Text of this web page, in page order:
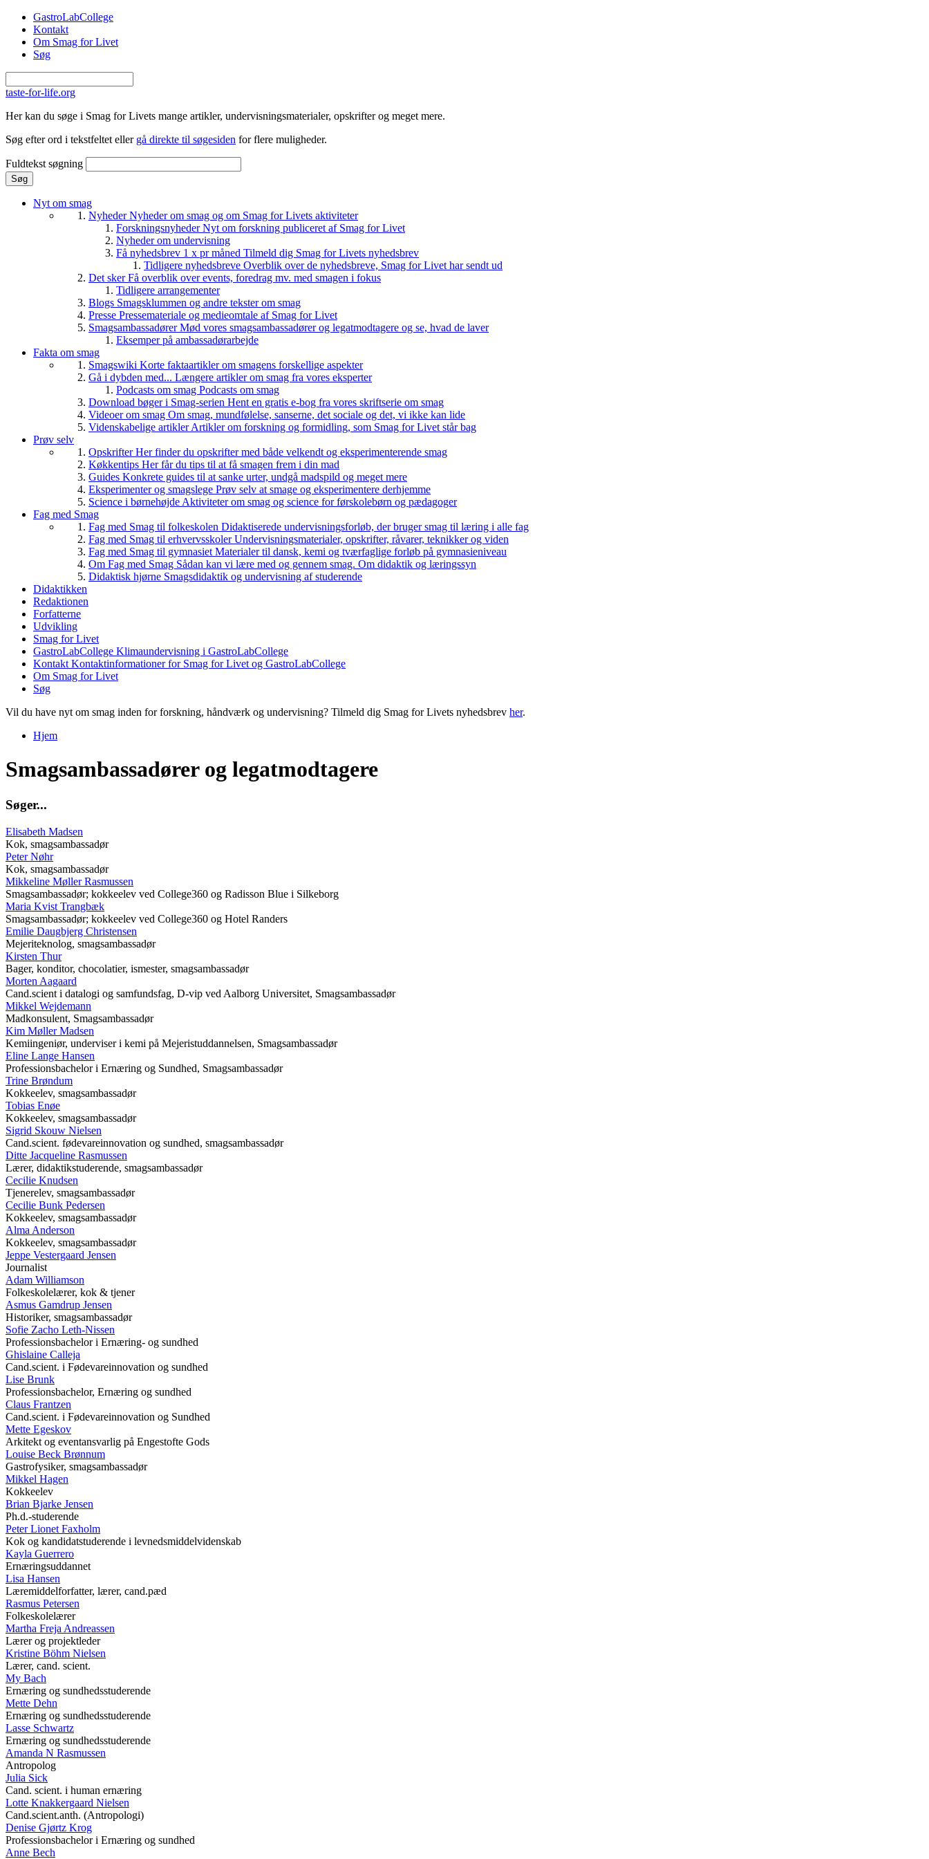
Gå til hovedindhold
GastroLabCollege
Kontakt
Om Smag for Livet
Søg
taste-for-life.org
Her kan du søge i Smag for Livets mange artikler, undervisningsmaterialer, opskrifter og meget mere.
Søg efter ord i tekstfeltet eller gå direkte til søgesiden for flere muligheder.
Fuldtekst søgning
Nyt om smag
NyhederNyheder om smag og om Smag for Livets aktiviteter
ForskningsnyhederNyt om forskning publiceret af Smag for Livet
Nyheder om undervisning
Få nyhedsbrev 1 x pr måned Tilmeld dig Smag for Livets nyhedsbrev
Tidligere nyhedsbreve Overblik over de nyhedsbreve, Smag for Livet har sendt ud
Det skerFå overblik over events, foredrag mv. med smagen i fokus
Tidligere arrangementer
Blogs Smagsklummen og andre tekster om smag
Presse Pressemateriale og medieomtale af Smag for Livet
SmagsambassadørerMød vores smagsambassadører og legatmodtagere og se, hvad de laver
Eksemper på ambassadørarbejde
Fakta om smag
Smagswiki Korte faktaartikler om smagens forskellige aspekter
Gå i dybden med... Længere artikler om smag fra vores eksperter
Podcasts om smag Podcasts om smag
Download bøger i Smag-serien Hent en gratis e-bog fra vores skriftserie om smag
Videoer om smag Om smag, mundfølelse, sanserne, det sociale og det, vi ikke kan lide
Videnskabelige artiklerArtikler om forskning og formidling, som Smag for Livet står bag
Prøv selv
OpskrifterHer finder du opskrifter med både velkendt og eksperimenterende smag
Køkkentips Her får du tips til at få smagen frem i din mad
Guides Konkrete guides til at sanke urter, undgå madspild og meget mere
Eksperimenter og smagslege Prøv selv at smage og eksperimentere derhjemme
Science i børnehøjde Aktiviteter om smag og science for førskolebørn og pædagoger
Fag med Smag
Fag med Smag til folkeskolen Didaktiserede undervisningsforløb, der bruger smag til læring i alle fag
Fag med Smag til erhvervsskolerUndervisningsmaterialer, opskrifter, råvarer, teknikker og viden
Fag med Smag til gymnasiet Materialer til dansk, kemi og tværfaglige forløb på gymnasieniveau
Om Fag med Smag Sådan kan vi lære med og gennem smag. Om didaktik og læringssyn
Didaktisk hjørne Smagsdidaktik og undervisning af studerende
Didaktikken
Redaktionen
Forfatterne
Udvikling
Smag for Livet
GastroLabCollege Klimaundervisning i GastroLabCollege
Kontakt Kontaktinformationer for Smag for Livet og GastroLabCollege
Om Smag for Livet
Søg
Vil du have nyt om smag inden for forskning, håndværk og undervisning? Tilmeld dig Smag for Livets nyhedsbrev her.
Hjem
Smagsambassadører og legatmodtagere
Søger...
Elisabeth Madsen
Kok, smagsambassadør
Peter Nøhr
Kok, smagsambassadør
Mikkeline Møller Rasmussen
Smagsambassadør; kokkeelev ved College360 og Radisson Blue i Silkeborg
Maria Kvist Trangbæk
Smagsambassadør; kokkeelev ved College360 og Hotel Randers
Emilie Daugbjerg Christensen
Mejeriteknolog, smagsambassadør
Kirsten Thur
Bager, konditor, chocolatier, ismester, smagsambassadør
Morten Aagaard
Cand.scient i datalogi og samfundsfag, D-vip ved Aalborg Universitet, Smagsambassadør
Mikkel Wejdemann
Madkonsulent, Smagsambassadør
Kim Møller Madsen
Kemiingeniør, underviser i kemi på Mejeristuddannelsen, Smagsambassadør
Eline Lange Hansen
Professionsbachelor i Ernæring og Sundhed, Smagsambassadør
Trine Brøndum
Kokkeelev, smagsambassadør
Tobias Enøe
Kokkeelev, smagsambassadør
Sigrid Skouw Nielsen
Cand.scient. fødevareinnovation og sundhed, smagsambassadør
Ditte Jacqueline Rasmussen
Lærer, didaktikstuderende, smagsambassadør
Cecilie Knudsen
Tjenerelev, smagsambassadør
Cecilie Bunk Pedersen
Kokkeelev, smagsambassadør
Alma Anderson
Kokkeelev, smagsambassadør
Jeppe Vestergaard Jensen
Journalist
Adam Williamson
Folkeskolelærer, kok & tjener
Asmus Gamdrup Jensen
Historiker, smagsambassadør
Sofie Zacho Leth-Nissen
Professionsbachelor i Ernæring- og sundhed
Ghislaine Calleja
Cand.scient. i Fødevareinnovation og sundhed
Lise Brunk
Professionsbachelor, Ernæring og sundhed
Claus Frantzen
Cand.scient. i Fødevareinnovation og Sundhed
Mette Egeskov
Arkitekt og eventansvarlig på Engestofte Gods
Louise Beck Brønnum
Gastrofysiker, smagsambassadør
Mikkel Hagen
Kokkeelev
Brian Bjarke Jensen
Ph.d.-studerende
Peter Lionet Faxholm
Kok og kandidatstuderende i levnedsmiddelvidenskab
Kayla Guerrero
Ernæringsuddannet
Lisa Hansen
Læremiddelforfatter, lærer, cand.pæd
Rasmus Petersen
Folkeskolelærer
Martha Freja Andreassen
Lærer og projektleder
Kristine Böhm Nielsen
Lærer, cand. scient.
My Bach
Ernæring og sundhedsstuderende
Mette Dehn
Ernæring og sundhedsstuderende
Lasse Schwartz
Ernæring og sundhedsstuderende
Amanda N Rasmussen
Antropolog
Julia Sick
Cand. scient. i human ernæring
Lotte Knakkergaard Nielsen
Cand.scient.anth. (Antropologi)
Denise Gjørtz Krog
Professionsbachelor i Ernæring og sundhed
Anne Bech